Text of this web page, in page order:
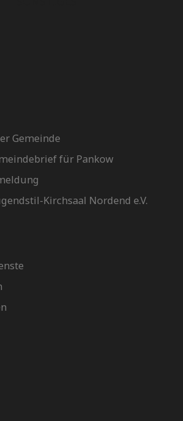
Gemeinde
für Pankow
Kirchsaal Nordend e.V.